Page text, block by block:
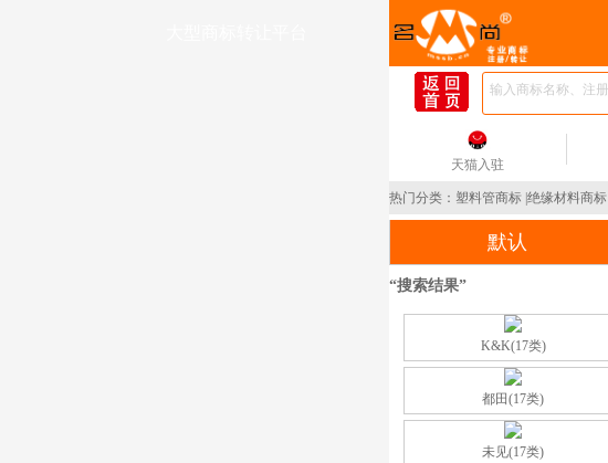
天猫入驻
热门分类： 塑料管商标 绝缘材料商标
默认
“搜索结果”
K&K(17类)
都田(17类)
未见(17类)